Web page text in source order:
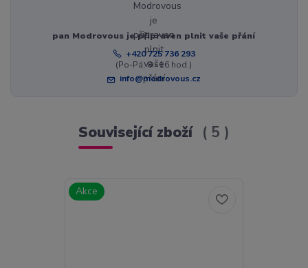
pan Modrovous je připraven plnit vaše přání
+420 725 736 293
(Po-Pá, 8 - 16 hod.)
info@modrovous.cz
Související zboží 5
Akce